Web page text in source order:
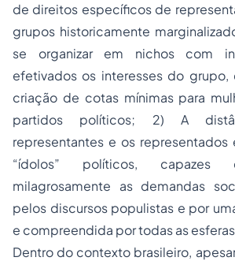
de direitos específicos de
grupos historicamente
se organizar em nichos com
efetivados os interesses do
criação de cotas mínimas para
partidos políticos; 2) A
representantes e os representados
“ídolos” políticos, capazes
milagrosamente as demandas
pelos discursos populistas e por
e compreendida por todas as
Dentro do contexto brasileiro,